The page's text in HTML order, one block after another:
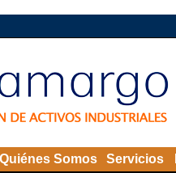
Quiénes Somos Servicios